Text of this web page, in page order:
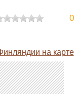
0
на карте